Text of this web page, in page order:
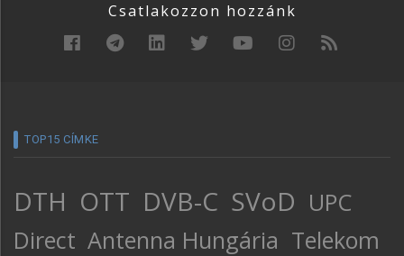
Csatlakozzon hozzánk
TOP15 CÍMKE
DTH OTT DVB-C SVoD UPC
Direct Antenna Hungária Telekom